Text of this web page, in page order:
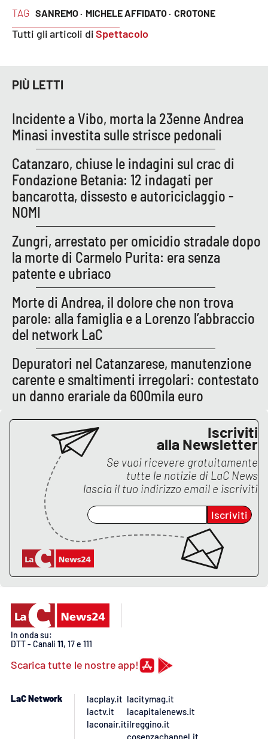
LA
CALABRIAVISIONE
Destinazioni
Storie
LAC
NETWORK
Lacplay.it
Lactv.it
Laconair.it
Lacitymag.it
Lacapitalenews.it
Ilreggino.it
Cosenzachannel.it
Ilvibonese.it
Catanzarochannel.it
Android
Apple
TAG SANREMO · MICHELE AFFIDATO · CROTONE
Tutti gli articoli diSpettacolo
PIÙ LETTI
Incidente a Vibo, morta la 23enne Andrea
Minasi investita sulle strisce pedonali
Catanzaro, chiuse le indagini sul crac di
Fondazione Betania: 12 indagati per
bancarotta, dissesto e autoriciclaggio -
NOMI
Zungri, arrestato per omicidio stradale dopo
la morte di Carmelo Purita: era senza
patente e ubriaco
Morte di Andrea, il dolore che non trova
parole: alla famiglia e a Lorenzo l’abbraccio
del network LaC
Depuratori nel Catanzarese, manutenzione
carente e smaltimenti irregolari: contestato
un danno erariale da 600mila euro
Iscriviti
alla Newsletter
Se vuoi ricevere gratuitamente
tutte le notizie di LaC News
lascia il tuo indirizzo email e iscriviti
Iscriviti
In onda su:
DTT - Canali 11, 17 e 111
Scarica tutte le nostre app!
LaC Network
lacplay.it
lactv.it
laconair.it
lacitymag.it
lacapitalenews.it
ilreggino.it
cosenzachannel.it